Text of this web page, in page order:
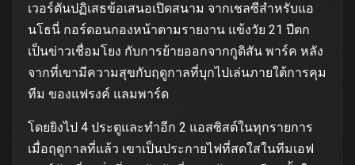
เวอร์ตันปฏิเสธข้อเสนอเปิดสนาม จากเชลซีสําหรับแอ
นโธนี่ กอร์ดอนกองหน้าตามรายงาน แข้งวัย 21 ปีตก
เป็นข่าวเชื่อมโยง กับการย้ายออกจากกูดิสัน พาร์ค หลัง
จากที่เขามีความสุขกับฤดูกาลที่บุกไปเล่นภายใต้การคุม
ทีม ของแฟรงค์ แลมพาร์ด
โดยยิงไป 4 ประตูและทําอีก 2 แอสซิสต์ในทุกรายการ
เมื่อฤดูกาลที่แล้ว เขาเป็นประกายไฟที่สดใสในทีมเอฟ